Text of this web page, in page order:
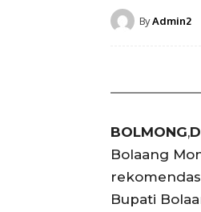
ByAdmin2
BOLMONG,
Bolaang
Bupati